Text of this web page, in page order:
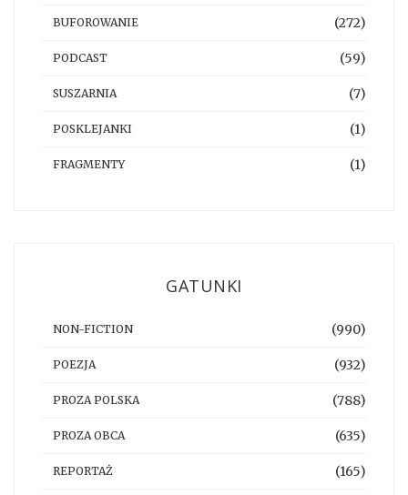
BUFOROWANIE (272)
PODCAST (59)
SUSZARNIA (7)
POSKLEJANKI (1)
FRAGMENTY (1)
GATUNKI
NON-FICTION (990)
POEZJA (932)
PROZA POLSKA (788)
PROZA OBCA (635)
REPORTAŻ (165)